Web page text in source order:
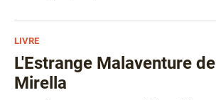
LIVRE
L'Estrange Malaventure de
Mirella